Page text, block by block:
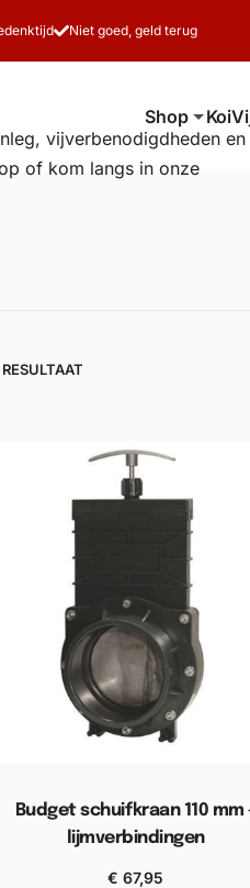
Niet goed, geld terug
Shop Koi
, vijverbenodigdheden en
of kom langs in onze
Budget schuifkraan 110 mm
lijmverbindingen
€ 67,95